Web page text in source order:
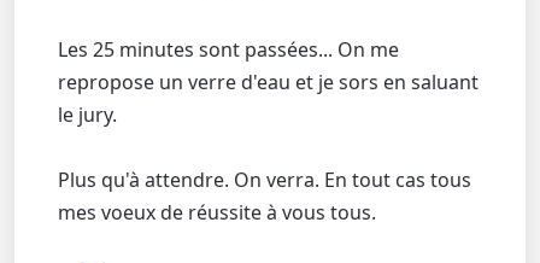
Les 25 minutes sont passées... On me
repropose un verre d'eau et je sors en saluant
le jury.
Plus qu'à attendre. On verra. En tout cas tous
mes voeux de réussite à vous tous.